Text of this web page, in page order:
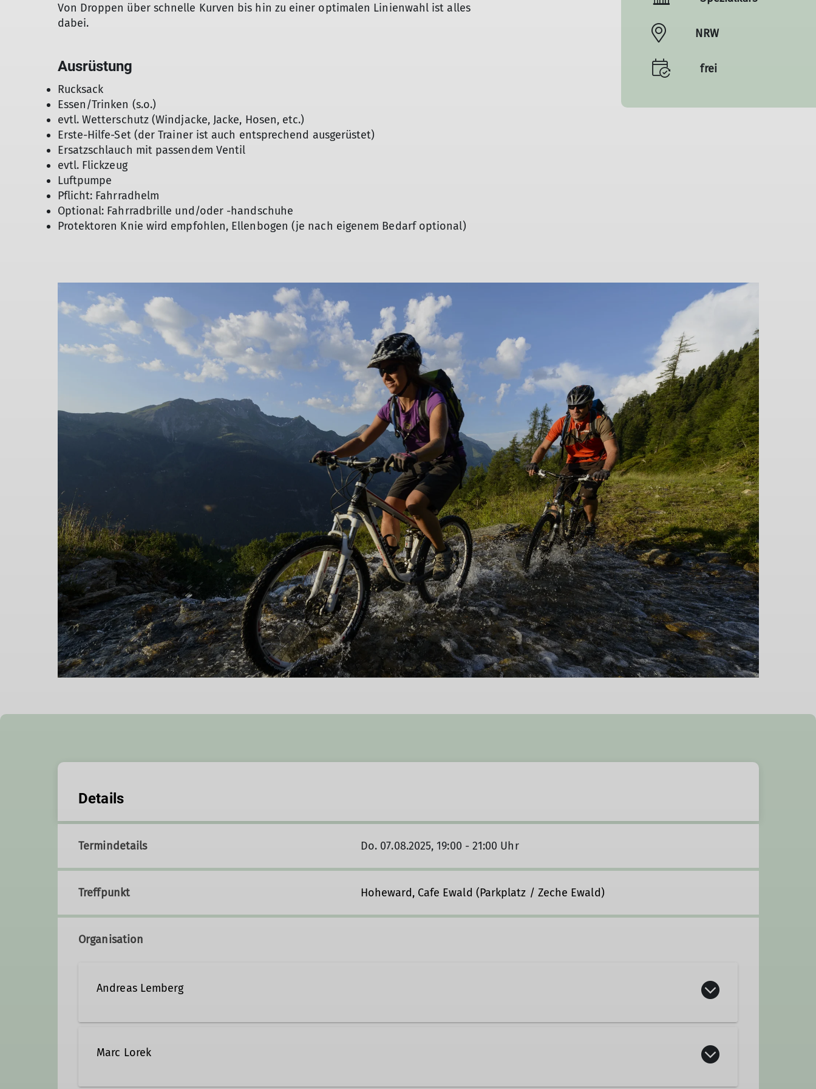
Von Droppen über schnelle Kurven bis hin zu einer optimalen Linienwahl ist alles
dabei.
Ausrüstung
Rucksack
Essen/Trinken (s.o.)
evtl. Wetterschutz (Windjacke, Jacke, Hosen, etc.)
Erste-Hilfe-Set (der Trainer ist auch entsprechend ausgerüstet)
Ersatzschlauch mit passendem Ventil
evtl. Flickzeug
Luftpumpe
Pflicht: Fahrradhelm
Optional: Fahrradbrille und/oder -handschuhe
Protektoren Knie wird empfohlen, Ellenbogen (je nach eigenem Bedarf optional)
NRW
frei
Details
Termindetails Do. 07.08.2025, 19:00 - 21:00 Uhr
Treffpunkt Hoheward, Cafe Ewald (Parkplatz / Zeche Ewald)
Organisation
Andreas Lemberg
Marc Lorek